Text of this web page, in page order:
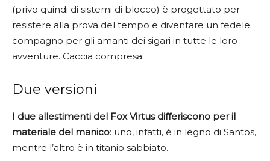
(privo quindi di sistemi di blocco) è progettato per
resistere alla prova del tempo e diventare un fedele
compagno per gli amanti dei sigari in tutte le loro
avventure. Caccia compresa.
Due versioni
I due allestimenti del Fox Virtus differiscono per il
materiale del manico: uno, infatti, è in legno di Santos,
mentre l’altro è in titanio sabbiato.